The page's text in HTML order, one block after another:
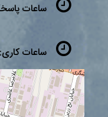
ساعات
ساعات کاری: